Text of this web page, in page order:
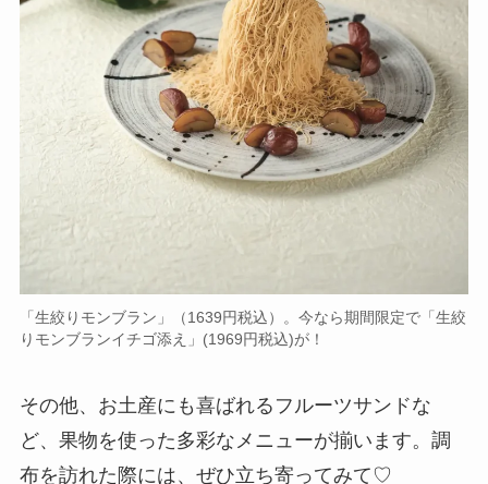
「生絞りモンブラン」（1639円税込）。今なら期間限定で「生絞
りモンブランイチゴ添え」(1969円税込)が！
その他、お土産にも喜ばれるフルーツサンドな
ど、果物を使った多彩なメニューが揃います。調
布を訪れた際には、ぜひ立ち寄ってみて♡